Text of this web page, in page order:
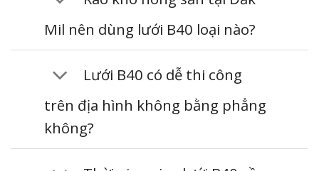
Mil nên dùng lưới B40 loại nào?
Lưới B40 có dễ thi công
trên địa hình không bằng phẳng
không?